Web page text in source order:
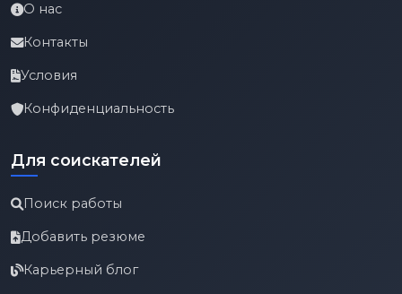
О нас
Контакты
Условия
Конфиденциальность
Для соискателей
Поиск работы
Добавить резюме
Карьерный блог